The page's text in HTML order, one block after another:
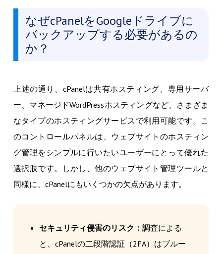
なぜcPanelをGoogleドライブに
バックアップする必要があるの
か？
上述の通り、cPanelは共有ホスティング、専用サーバ
ー、マネージドWordPressホスティングなど、さまざま
なタイプのホスティングサービスで利用可能です。こ
のコントロールパネルは、ウェブサイトのホスティン
グ管理をシンプルに行いたいユーザーにとって優れた
選択肢です。しかし、他のウェブサイト管理ツールと
同様に、cPanelにもいくつかの欠点があります。
セキュリティ侵害のリスク： 調査による
と、cPanelの二段階認証（2FA）はブルー